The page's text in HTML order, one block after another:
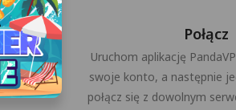
Połącz
Uruchom aplikację
swoje konto, a następnie
połącz się z dowolnym